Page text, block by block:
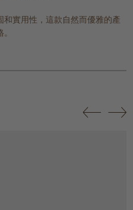
實用性，這款自然而優雅的產